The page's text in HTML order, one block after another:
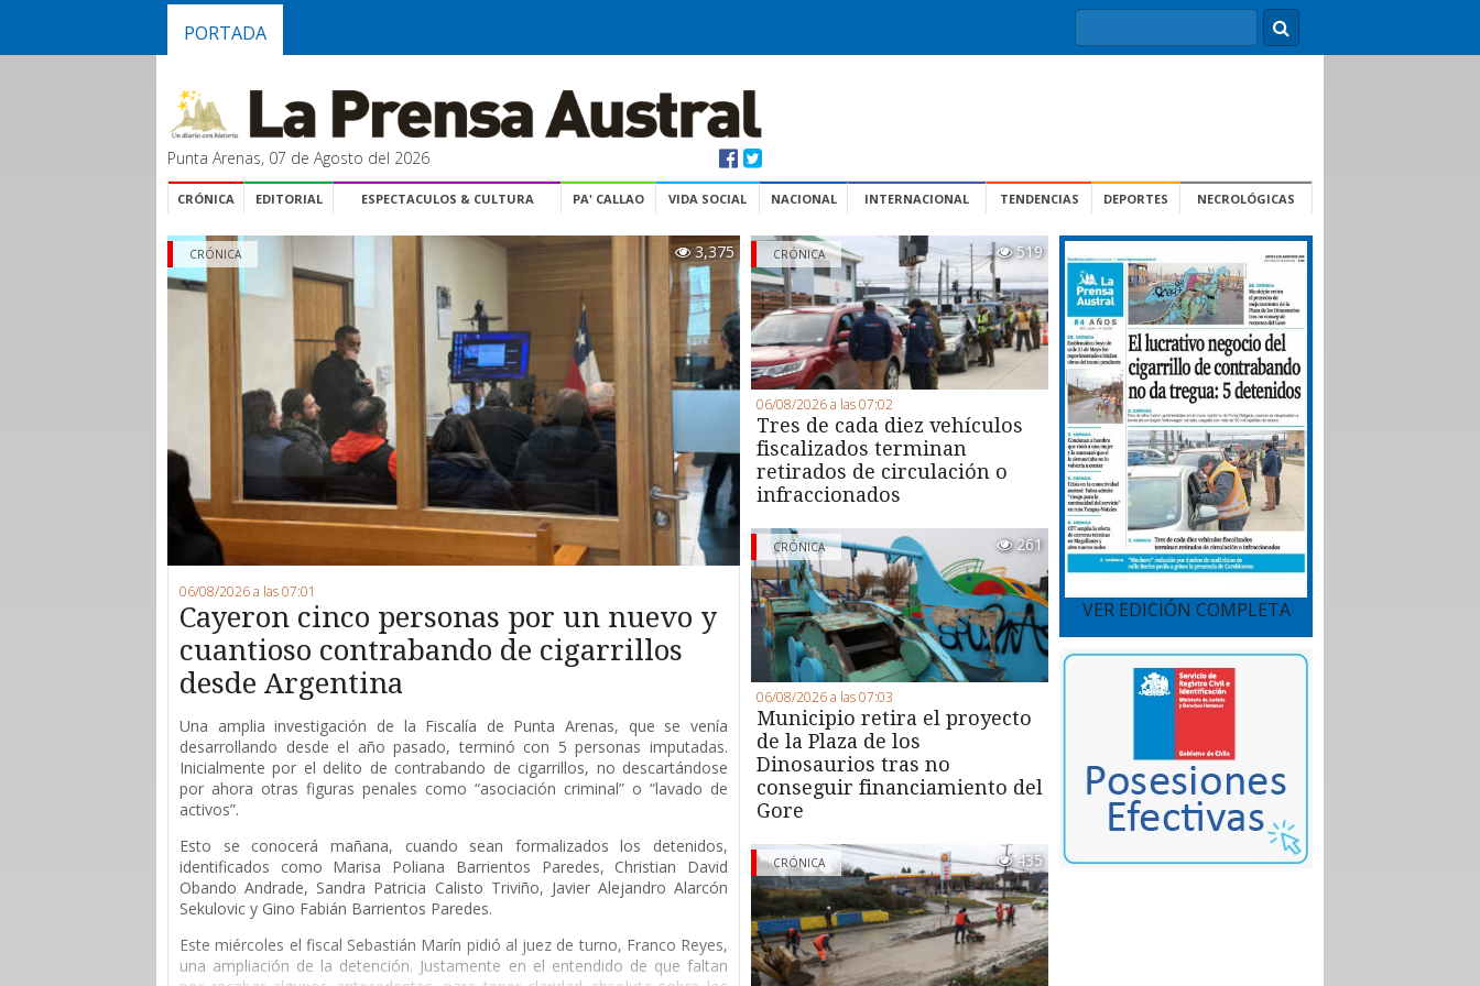
PORTADA
Punta Arenas, 07 de Agosto del 2026
CRÓNICA EDITORIAL ESPECTACULOS & CULTURA PA' CALLAO VIDA SOCIAL NACIONAL INTERNACIONAL TENDENCIAS DEPORTES NECROLÓGICAS
3,375
CRÓNICA
06/08/2026 a las 07:01
Cayeron cinco personas por un nuevo y
cuantioso contrabando de cigarrillos
desde Argentina
Una amplia investigación de la Fiscalía de Punta Arenas, que se venía
desarrollando desde el año pasado, terminó con 5 personas imputadas.
Inicialmente por el delito de contrabando de cigarrillos, no descartándose
por ahora otras figuras penales como “asociación criminal” o “lavado de
activos”.
Esto se conocerá mañana, cuando sean formalizados los detenidos,
identificados como Marisa Poliana Barrientos Paredes, Christian David
Obando Andrade, Sandra Patricia Calisto Triviño, Javier Alejandro Alarcón
Sekulovic y Gino Fabián Barrientos Paredes.
Este miércoles el fiscal Sebastián Marín pidió al juez de turno, Franco Reyes,
una ampliación de la detención. Justamente en el entendido de que faltan
CRÓNICA 519
06/08/2026 a las 07:02
Tres de cada diez vehículos
fiscalizados terminan
retirados de circulación o
infraccionados
CRÓNICA 261
06/08/2026 a las 07:03
Municipio retira el proyecto
de la Plaza de los
Dinosaurios tras no
conseguir financiamiento del
Gore
CRÓNICA 435
VER EDICIÓN COMPLETA